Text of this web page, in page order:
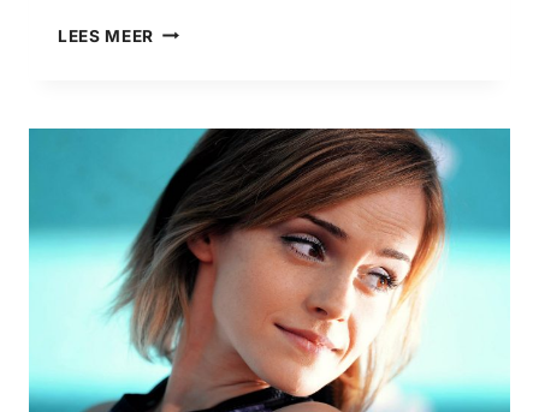
LEES MEER VROUW
NA
VERJAGING
IS